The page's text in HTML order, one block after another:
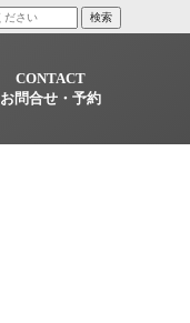
CONTACT
お問合せ・予約